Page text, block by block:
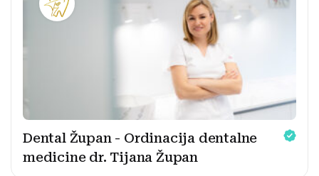
Dental Župan - Ordinacija dentalne
medicine dr. Tijana Župan